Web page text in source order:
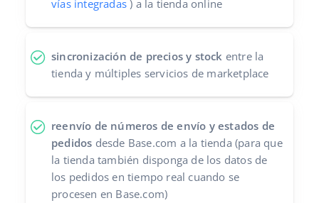
vías integradas ) a la tienda online
sincronización de precios y stock entre la
tienda y múltiples servicios de marketplace
reenvío de números de envío y estados de
pedidos desde Base.com a la tienda (para que
la tienda también disponga de los datos de
los pedidos en tiempo real cuando se
procesen en Base.com)